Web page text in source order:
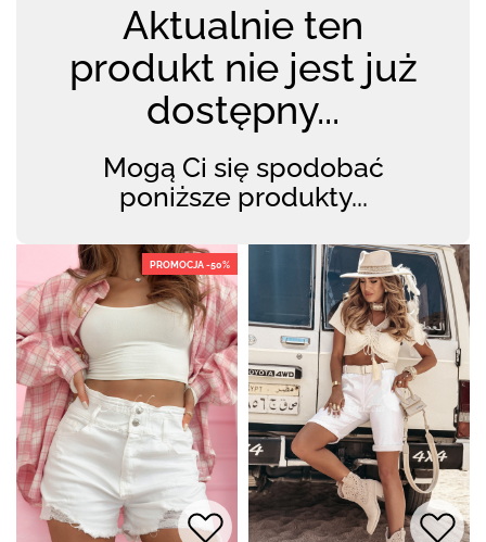
Aktualnie ten
produkt nie jest już
dostępny...
Mogą Ci się spodobać
poniższe produkty...
PROMOCJA -50%